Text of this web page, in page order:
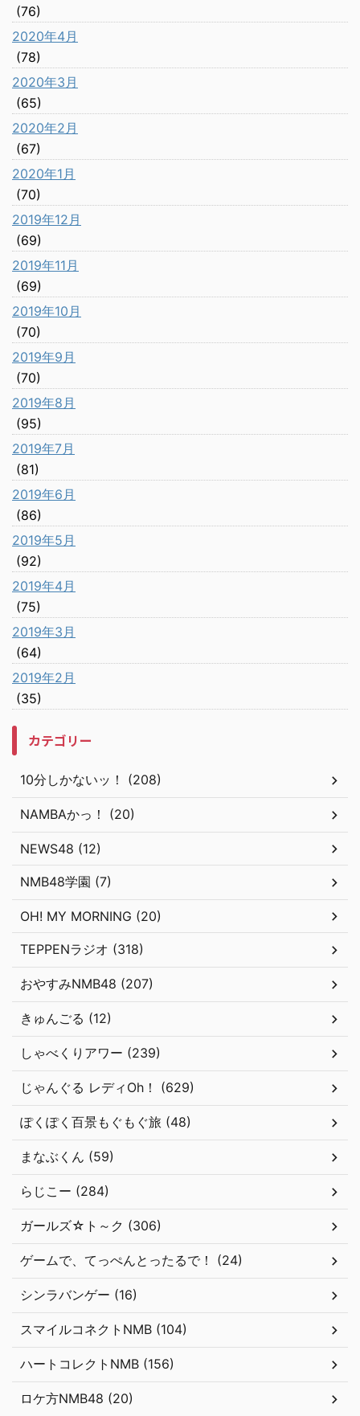
(76)
2020年4月
(78)
2020年3月
(65)
2020年2月
(67)
2020年1月
(70)
2019年12月
(69)
2019年11月
(69)
2019年10月
(70)
2019年9月
(70)
2019年8月
(95)
2019年7月
(81)
2019年6月
(86)
2019年5月
(92)
2019年4月
(75)
2019年3月
(64)
2019年2月
(35)
カテゴリー
10分しかないッ！ (208)
NAMBAかっ！ (20)
NEWS48 (12)
NMB48学園 (7)
OH! MY MORNING (20)
TEPPENラジオ (318)
おやすみNMB48 (207)
きゅんごる (12)
しゃべくりアワー (239)
じゃんぐる レディOh！ (629)
ぽくぽく百景もぐもぐ旅 (48)
まなぶくん (59)
らじこー (284)
ガールズ☆ト～ク (306)
ゲームで、てっぺんとったるで！ (24)
シンラバンゲー (16)
スマイルコネクトNMB (104)
ハートコレクトNMB (156)
ロケ方NMB48 (20)